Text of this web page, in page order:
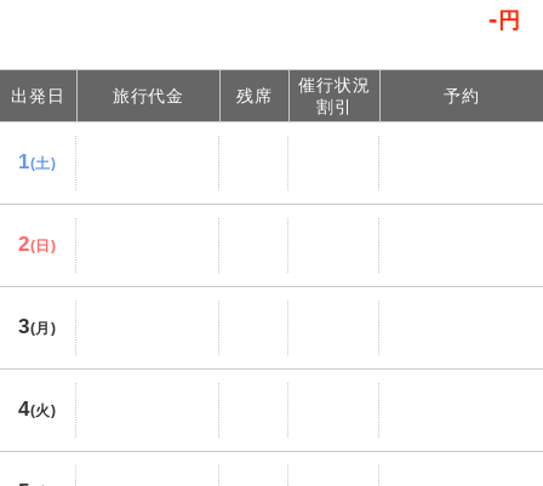
- 円
出発日 旅行代金 残席
催行状況
割引
予約
1(土)
2(日)
3(月)
4(火)